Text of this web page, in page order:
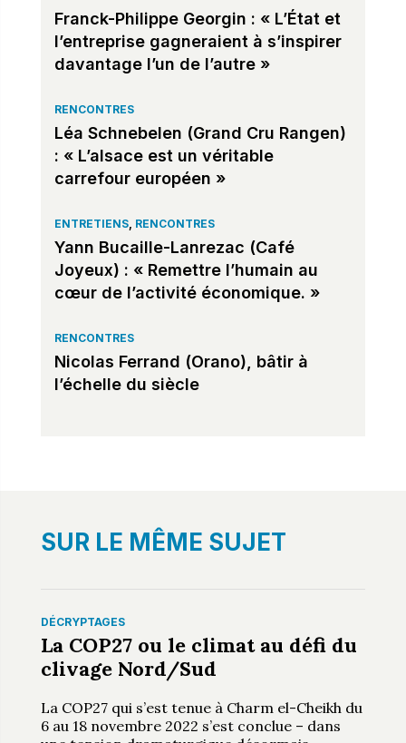
Franck-Philippe Georgin : « L’État et
l’entreprise gagneraient à s’inspirer
davantage l’un de l’autre »
RENCONTRES
Léa Schnebelen (Grand Cru Rangen)
: « L’alsace est un véritable
carrefour européen »
ENTRETIENS, RENCONTRES
Yann Bucaille-Lanrezac (Café
Joyeux) : « Remettre l’humain au
cœur de l’activité économique. »
RENCONTRES
Nicolas Ferrand (Orano), bâtir à
l’échelle du siècle
SUR LE MÊME SUJET
DÉCRYPTAGES
La COP27 ou le climat au défi du
clivage Nord/Sud
La COP27 qui s’est tenue à Charm el-Cheikh du
6 au 18 novembre 2022 s’est conclue – dans